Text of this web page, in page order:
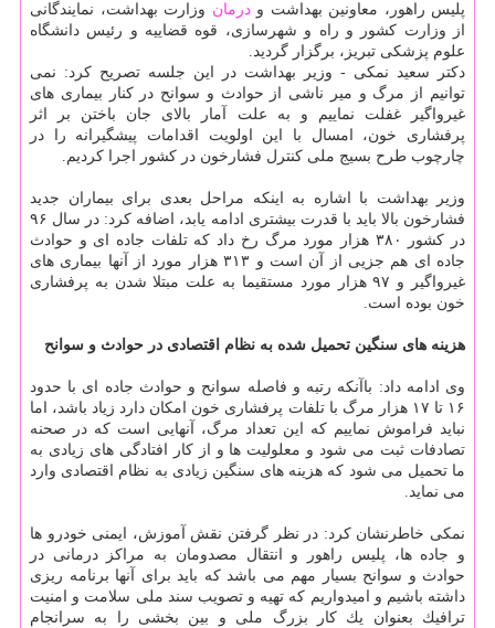
پلیس راهور، معاونین بهداشت ودرمان وزارت بهداشت، نمایندگانی
از وزارت كشور و راه و شهرسازی، قوه قضاییه و رئیس دانشگاه
علوم پزشكی تبریز، برگزار گردید.
دكتر سعید نمكی - وزیر بهداشت در این جلسه تصریح كرد: نمی
توانیم از مرگ و میر ناشی از حوادث و سوانح در كنار بیماری های
غیرواگیر غفلت نماییم و به علت آمار بالای جان باختن بر اثر
پرفشاری خون، امسال با این اولویت اقدامات پیشگیرانه را در
چارچوب طرح بسیج ملی كنترل فشارخون در كشور اجرا كردیم.
وزیر بهداشت با اشاره به اینكه مراحل بعدی برای بیماران جدید
فشارخون بالا باید با قدرت بیشتری ادامه یابد، اضافه كرد: در سال ۹۶
در كشور ۳۸۰ هزار مورد مرگ رخ داد كه تلفات جاده ای و حوادث
جاده ای هم جزیی از آن است و ۳۱۳ هزار مورد از آنها بیماری های
غیرواگیر و ۹۷ هزار مورد مستقیما به علت مبتلا شدن به پرفشاری
خون بوده است.
هزینه های سنگین تحمیل شده به نظام اقتصادی در حوادث و سوانح
وی ادامه داد: باآنكه رتبه و فاصله سوانح و حوادث جاده ای با حدود
۱۶ تا ۱۷ هزار مرگ با تلفات پرفشاری خون امكان دارد زیاد باشد، اما
نباید فراموش نماییم كه این تعداد مرگ، آنهایی است كه در صحنه
تصادفات ثبت می شود و معلولیت ها و از كار افتادگی های زیادی به
ما تحمیل می شود كه هزینه های سنگین زیادی به نظام اقتصادی وارد
می نماید.
نمكی خاطرنشان كرد: در نظر گرفتن نقش آموزش، ایمنی خودرو ها
و جاده ها، پلیس راهور و انتقال مصدومان به مراكز درمانی در
حوادث و سوانح بسیار مهم می باشد كه باید برای آنها برنامه ریزی
داشته باشیم و امیدواریم كه تهیه و تصویب سند ملی سلامت و امنیت
ترافیك بعنوان یك كار بزرگ ملی و بین بخشی را به سرانجام